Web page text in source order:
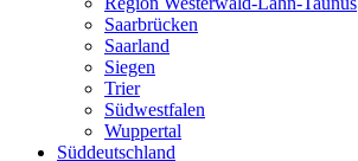
Saarbrücken
Saarland
Siegen
Trier
Südwestfalen
Wuppertal
Süddeutschland